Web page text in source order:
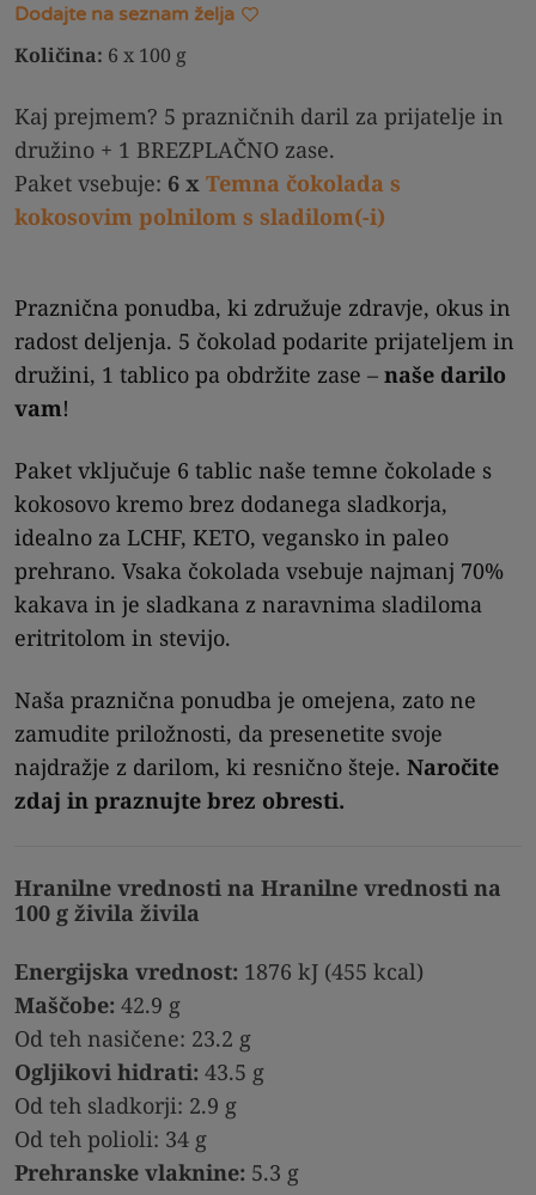
Dodajte na seznam želja
Količina: 6 x 100 g
Kaj prejmem? 5 prazničnih daril za prijatelje in
družino + 1 BREZPLAČNO zase.
Paket vsebuje: 6 x Temna čokolada s
kokosovim polnilom s sladilom(-i)
Praznična ponudba, ki združuje zdravje, okus in
radost deljenja. 5 čokolad podarite prijateljem in
družini, 1 tablico pa obdržite zase – naše darilo
vam!
Paket vključuje 6 tablic naše temne čokolade s
kokosovo kremo brez dodanega sladkorja,
idealno za LCHF, KETO, vegansko in paleo
prehrano. Vsaka čokolada vsebuje najmanj 70%
kakava in je sladkana z naravnima sladiloma
eritritolom in stevijo.
Naša praznična ponudba je omejena, zato ne
zamudite priložnosti, da presenetite svoje
najdražje z darilom, ki resnično šteje. Naročite
zdaj in praznujte brez obresti.
Hranilne vrednosti na Hranilne vrednosti na
100 g živila živila
Energijska vrednost: 1876 kJ (455 kcal)
Maščobe: 42.9 g
Od teh nasičene: 23.2 g
Ogljikovi hidrati: 43.5 g
Od teh sladkorji: 2.9 g
Od teh polioli: 34 g
Prehranske vlaknine: 5.3 g